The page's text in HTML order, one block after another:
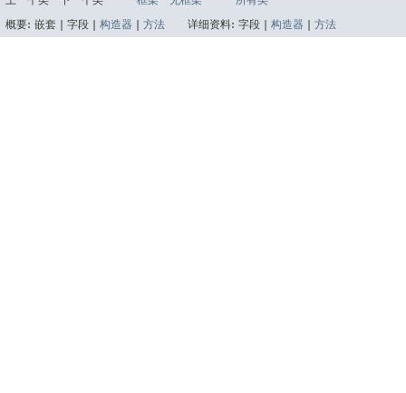
概要: 嵌套 | 字段 | 构造器 方法 详细资料: 字段 | 构造器 方法